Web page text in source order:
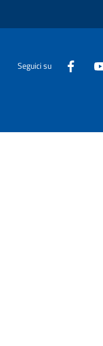
Seguici su